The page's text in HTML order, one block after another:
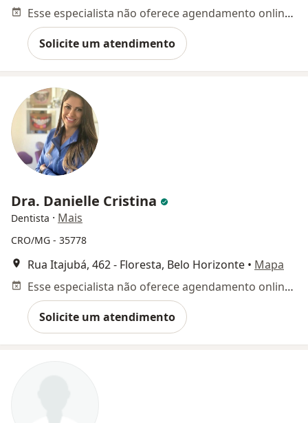
Esse especialista não oferece agendamento online para esse endereço.
Solicite um atendimento
Dra. Danielle Cristina
Dentista · Mais
CRO/MG - 35778
Rua Itajubá, 462 - Floresta, Belo Horizonte • Mapa
Esse especialista não oferece agendamento online para esse endereço.
Solicite um atendimento